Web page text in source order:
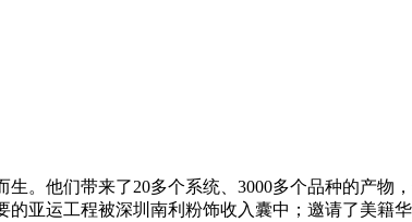
生。他们带来了20多个系统、3000多个品种的产物
亚运工程被深圳南利粉饰收入囊中；邀请了美籍